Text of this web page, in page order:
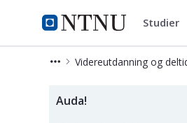
NTNU Hjemmeside Studier
Videreutdanning og
Auda!